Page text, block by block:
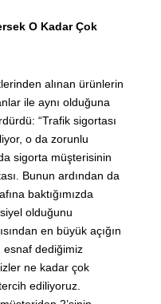
O Kadar Çok
alınan ürünlerin
ile aynı olduğuna
“Trafik sigortası
o da zorunlu
sigorta müşterisinin
Bunun ardından da
baktığımızda
olduğunu
en büyük açığın
esnaf dediğimiz
ne kadar çok
ediliyoruz.